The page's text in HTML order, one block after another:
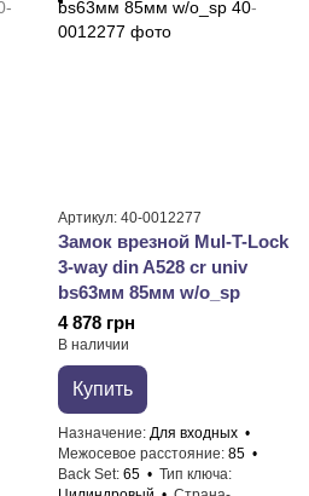
Артикул: 40-0012277
Замок врезной Mul-T-Lock
3-way din A528 cr univ
bs63мм 85мм w/o_sp
4 878 грн
В наличии
Купить
Назначение Для входных
Межосевое расстояние 85
Back Set 65
Тип ключа